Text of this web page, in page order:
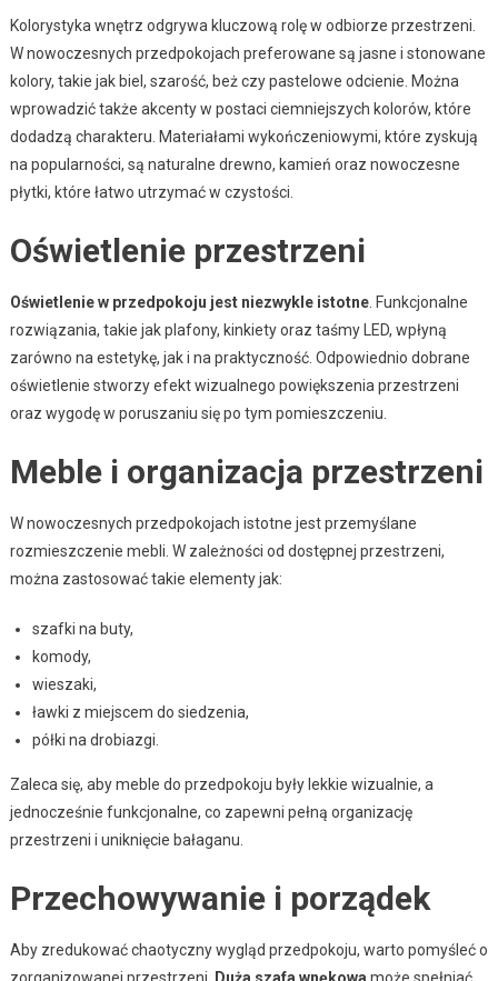
Kolorystyka wnętrz odgrywa kluczową rolę w odbiorze przestrzeni.
W nowoczesnych przedpokojach preferowane są jasne i stonowane
kolory, takie jak biel, szarość, beż czy pastelowe odcienie. Można
wprowadzić także akcenty w postaci ciemniejszych kolorów, które
dodadzą charakteru. Materiałami wykończeniowymi, które zyskują
na popularności, są naturalne drewno, kamień oraz nowoczesne
płytki, które łatwo utrzymać w czystości.
Oświetlenie przestrzeni
Oświetlenie w przedpokoju jest niezwykle istotne. Funkcjonalne
rozwiązania, takie jak plafony, kinkiety oraz taśmy LED, wpłyną
zarówno na estetykę, jak i na praktyczność. Odpowiednio dobrane
oświetlenie stworzy efekt wizualnego powiększenia przestrzeni
oraz wygodę w poruszaniu się po tym pomieszczeniu.
Meble i organizacja przestrzeni
W nowoczesnych przedpokojach istotne jest przemyślane
rozmieszczenie mebli. W zależności od dostępnej przestrzeni,
można zastosować takie elementy jak:
szafki na buty,
komody,
wieszaki,
ławki z miejscem do siedzenia,
półki na drobiazgi.
Zaleca się, aby meble do przedpokoju były lekkie wizualnie, a
jednocześnie funkcjonalne, co zapewni pełną organizację
przestrzeni i uniknięcie bałaganu.
Przechowywanie i porządek
Aby zredukować chaotyczny wygląd przedpokoju, warto pomyśleć o